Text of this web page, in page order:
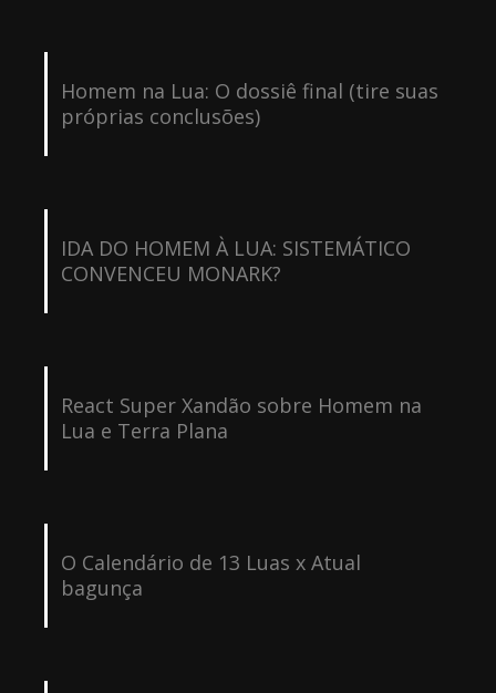
Homem na Lua: O dossiê final (tire suas
próprias conclusões)
IDA DO HOMEM À LUA: SISTEMÁTICO
CONVENCEU MONARK?
React Super Xandão sobre Homem na
Lua e Terra Plana
O Calendário de 13 Luas x Atual
bagunça